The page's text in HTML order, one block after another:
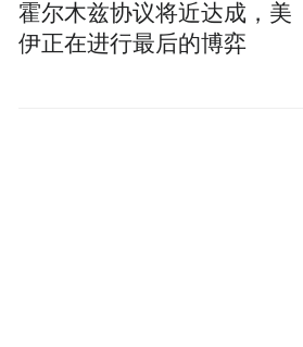
霍尔木兹协议将近达成，美
伊正在进行最后的博弈